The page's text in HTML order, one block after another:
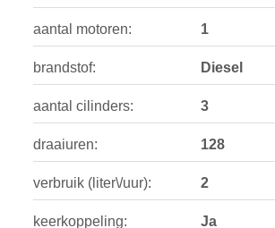
aantal motoren: 1
brandstof: Diesel
aantal cilinders: 3
draaiuren: 128
verbruik (liter\/uur): 2
keerkoppeling: Ja